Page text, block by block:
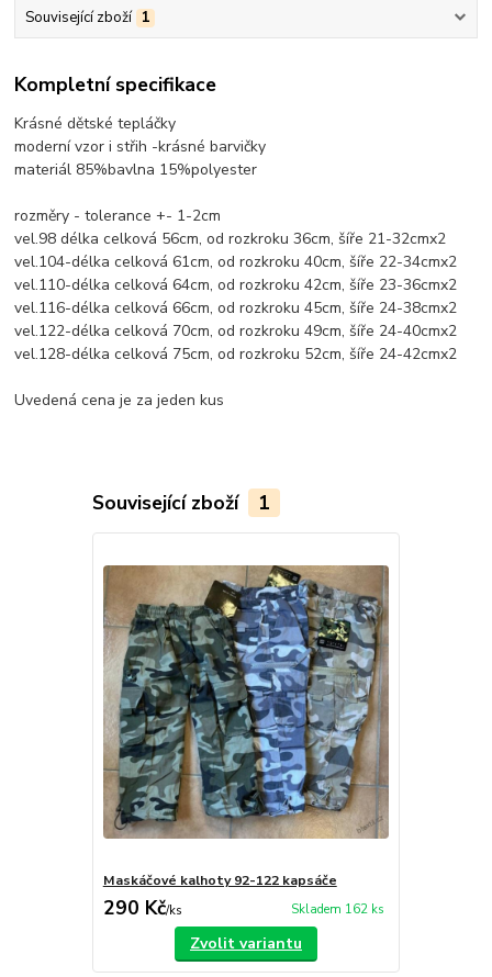
Související zboží 1
Kompletní specifikace
Krásné dětské tepláčky
moderní vzor i střih -krásné barvičky
materiál 85%bavlna 15%polyester
rozměry - tolerance +- 1-2cm
vel.98 délka celková 56cm, od rozkroku 36cm, šíře 21-32cmx2
vel.104-délka celková 61cm, od rozkroku 40cm, šíře 22-34cmx2
vel.110-délka celková 64cm, od rozkroku 42cm, šíře 23-36cmx2
vel.116-délka celková 66cm, od rozkroku 45cm, šíře 24-38cmx2
vel.122-délka celková 70cm, od rozkroku 49cm, šíře 24-40cmx2
vel.128-délka celková 75cm, od rozkroku 52cm, šíře 24-42cmx2
Uvedená cena je za jeden kus
Související zboží 1
Maskáčové kalhoty 92-122 kapsáče
290 Kč/ks Skladem 162 ks
Zvolit variantu